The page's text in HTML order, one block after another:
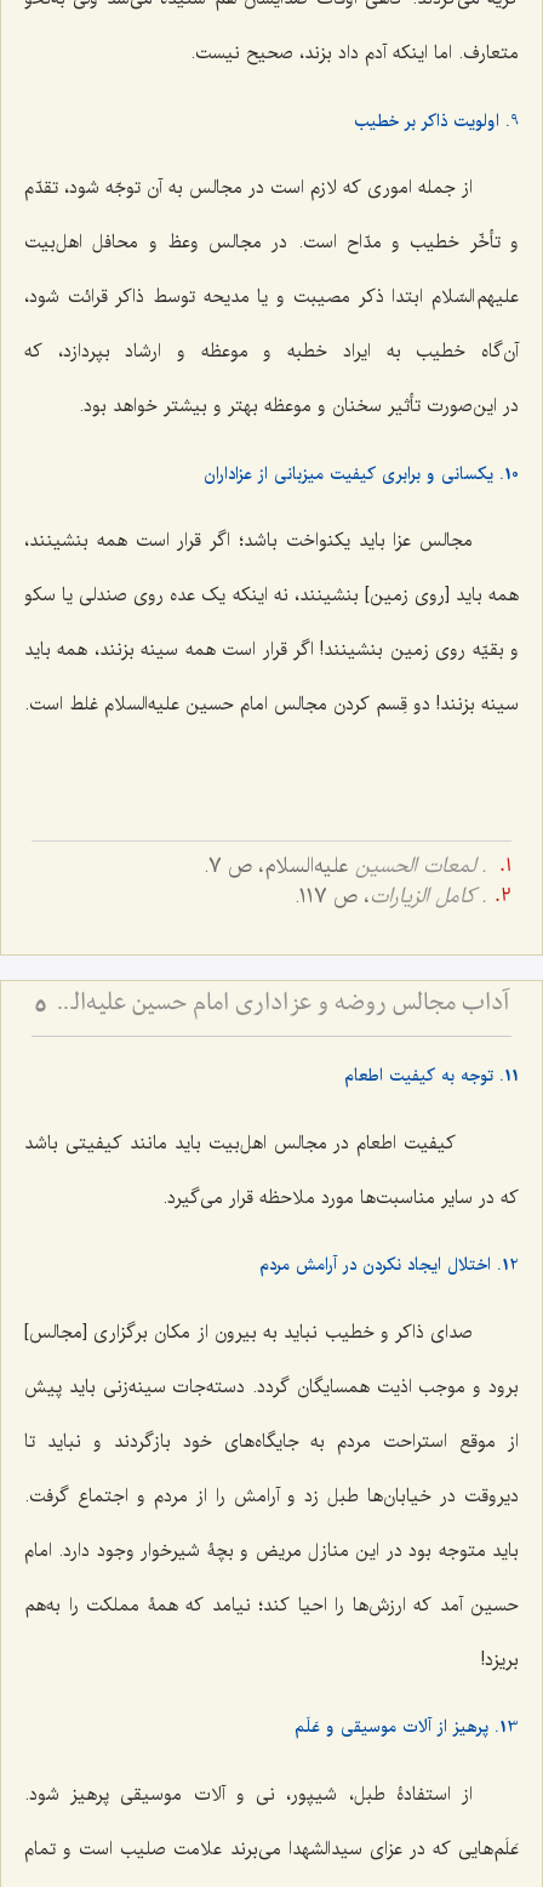
متعارف. اما اینکه آدم داد بزند، صحیح نیست.
9. اولویت ذاکر بر خطیب
از جمله اموری که لازم است در مجالس به آن توجّه شود، تقدّم
و تأخّر خطیب و مدّاح است. در مجالس وعظ و محافل اهل‌بیت
علیهم السّلام ابتدا ذکر مصیبت و یا مدیحه توسط ذاکر قرائت شود،
آن‌گاه خطیب به ایراد خطبه و موعظه و ارشاد بپردازد، که
در این‌صورت تأثیر سخنان و موعظه بهتر و بیشتر خواهد بود.
10. یکسانی و برابری کیفیت میزبانی از عزاداران
مجالس عزا باید یکنواخت باشد؛ اگر قرار است همه بنشینند،
همه باید [روی زمین] بنشینند، نه اینکه یک عده روی صندلی یا سکو
و بقیّه روی زمین بنشینند! اگر قرار است همه سینه بزنند، همه باید
سینه بزنند! دو قِسم کردن مجالس امام حسین علیه‌السلام غلط است.
. لمعات الحسین علیه‌السلام، ص 7.
. كامل الزيارات، ص 117.
آداب مجالس روضه و عزاداری امام حسین علیه‌السلام - و توصیه‌های بزرگان دربارۀ ماه‌های محرّم و صفر 5
11. توجه به کیفیت اطعام
کیفیت اطعام در مجالس اهل‌بیت باید مانند کیفیتی باشد
که در سایر مناسبت‌ها مورد ملاحظه قرار می‌گیرد.
12. اختلال ایجاد نکردن در آرامش مردم
صدای ذاکر و خطیب نباید به بیرون از مکان برگزاری [مجالس]
برود و موجب اذیت همسایگان گردد. دسته‌جات سینه‌زنی باید پیش
از موقع استراحت مردم به جایگاه‌های خود بازگردند و نباید تا
دیروقت در خیابان‌ها طبل زد و آرامش را از مردم و اجتماع گرفت.
باید متوجه بود در این منازل مریض و بچۀ شیرخوار وجود دارد. امام
حسین آمد که ارزش‌ها را احیا کند؛ نیامد که همۀ مملکت را به‌هم
بریزد!
13. پرهیز از آلات موسیقی و عَلَم
از استفادۀ طبل، شیپور، نی و آلات موسیقی پرهیز شود.
عَلَم‌هایی که در عزای سیدالشهدا می‌برند علامت صلیب است و تمام